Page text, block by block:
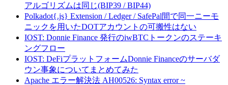
アルゴリズムは同じ(BIP39 / BIP44)
Polkadot{.js} Extension / Ledger / SafePal間で同一ニーモ
ニックを用いたDOTアカウントの可搬性はない
IOST: Donnie Finance 発行のiwBTCトークンのステーキ
ングフロー
IOST: DeFiプラットフォームDonnie Financeのサーバダ
ウン事象についてまとめてみた
Apache エラー解決法 AH00526: Syntax error ~